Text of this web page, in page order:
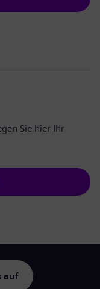
Sie hier Ihr
auf